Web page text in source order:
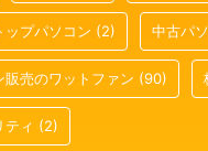
ップパソコン (2) 中古パ
販売のワットファン (90)
ティ (2)